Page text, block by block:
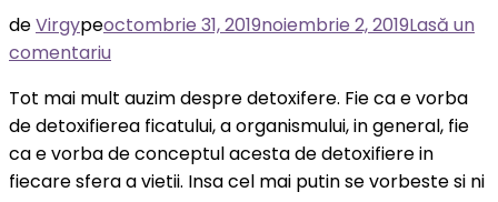
deVirgypeoctombrie 31, 2019noiembrie 2, 2019Lasă un
comentariula
jurnalul
și
gândurile
Tot mai mult auzim despre detoxifere. Fie ca e vorba
de detoxifierea ficatului, a organismului, in general, fie
ca e vorba de conceptul acesta de detoxifiere in
fiecare sfera a vietii. Insa cel mai putin se vorbeste si ni